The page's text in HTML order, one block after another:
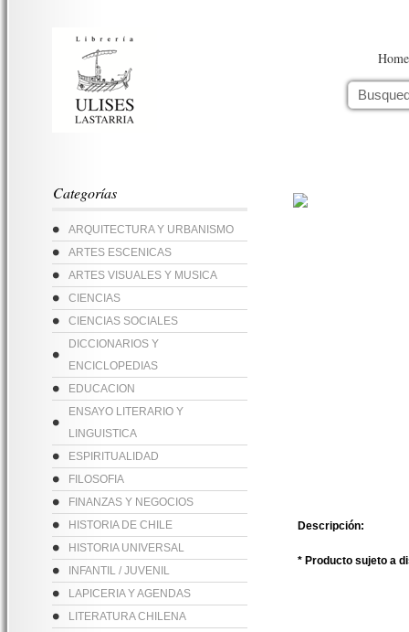
Home
Categorías
ARQUITECTURA Y URBANISMO
ARTES ESCENICAS
ARTES VISUALES Y MUSICA
CIENCIAS
CIENCIAS SOCIALES
DICCIONARIOS Y
ENCICLOPEDIAS
EDUCACION
ENSAYO LITERARIO Y
LINGUISTICA
ESPIRITUALIDAD
FILOSOFIA
FINANZAS Y NEGOCIOS
HISTORIA DE CHILE
HISTORIA UNIVERSAL
INFANTIL / JUVENIL
LAPICERIA Y AGENDAS
LITERATURA CHILENA
Descripción:
* Producto sujeto a